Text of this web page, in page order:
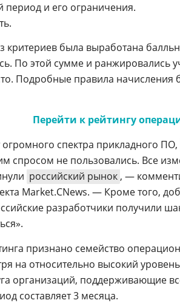
период и его ограничения.
критериев была выработана
По этой сумме и ранжировались
Подробные правила начисления
Перейти к рейтингу
огромного спектра прикладного ПО,
спросом не пользовались. Все
российский рынок , —
Market.CNews. — Кроме того,
разработчики получили
признано семейство
на относительно высокий
организаций, поддерживающие
составляет 3 месяца.